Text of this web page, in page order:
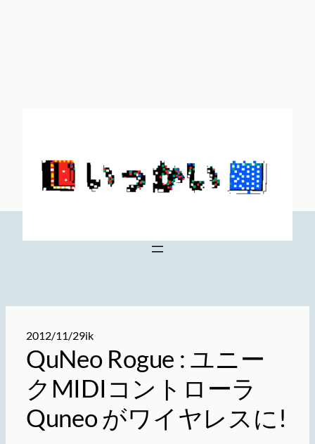
2012/11/29ik
QuNeo Rogue : ユニー
クMIDIコントローラ
Quneo がワイヤレスに!